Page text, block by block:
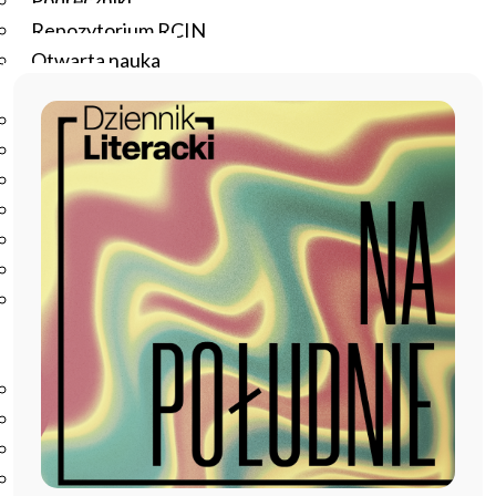
Repozytorium RCIN
Otwarta nauka
Studia podyplomowe
Szkolenia
Szkoła Doktorska Anthropos
Erasmus
Olimpiada Literatury i Języka Polskiego
Olimpiada Literatury i Języka Polskiego dla Szkół
Podstawowych
Biblioteka
O bibliotece
Godziny otwarcia
Katalog
Nowości